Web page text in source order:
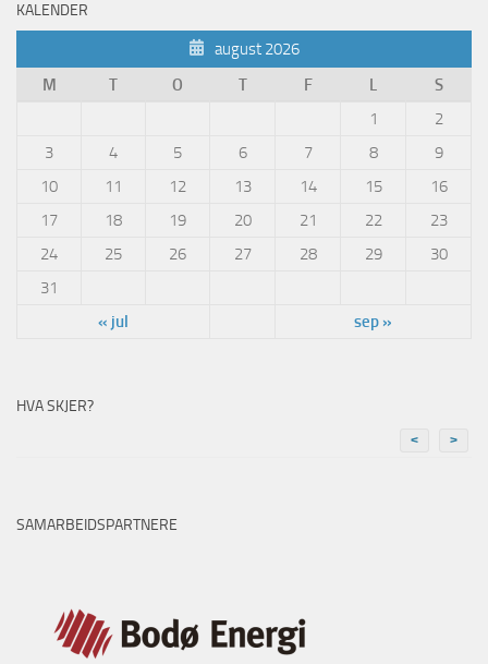
KALENDER
august 2026
M
T O T F L
S
1
2
3
4 5 6 7 8
9
10
11 12 13 14 15
16
17
18 19 20 21 22
23
24
25 26 27 28 29
30
31
« jul
sep »
HVA SKJER?
< >
SAMARBEIDSPARTNERE